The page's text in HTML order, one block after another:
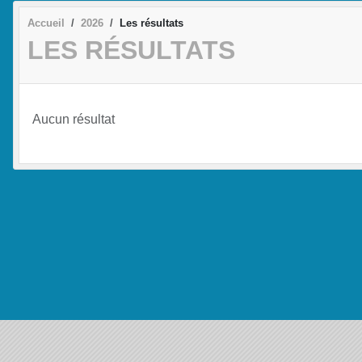
Accueil 2026 Les résultats
LES RÉSULTATS
Aucun résultat